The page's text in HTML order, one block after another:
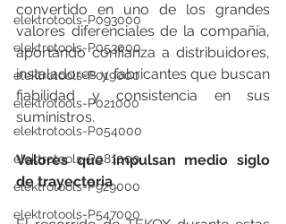
elektrotools-P093000
elektrotools-P053000
elektrotools-P019000
elektrotools-P021000
elektrotools-P054000
elektrotools-P081000
elektrotools-P929000
elektrotools-P547000
convertido en uno de los grandes
valores diferenciales de la compañía,
aportando confianza a distribuidores,
instaladores y fabricantes que buscan
fiabilidad y consistencia en sus
suministros.
Valores que impulsan medio siglo
de trayectoria